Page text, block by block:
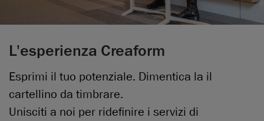
L'esperienza Creaform
Esprimi il tuo potenziale. Dimentica la il
cartellino da timbrare.
Unisciti a noi per ridefinire i servizi di